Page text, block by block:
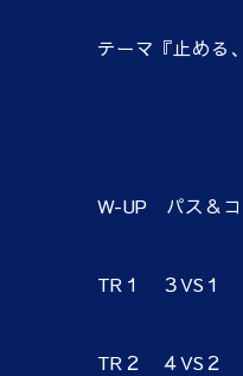
テーマ『止める
W-UP パス＆コ
TR１ ３VS１
TR２ ４VS２